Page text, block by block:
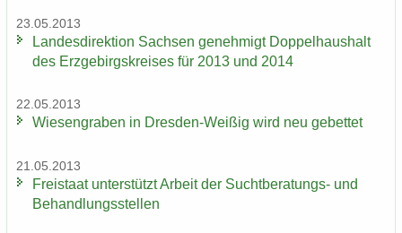
23.05.2013
Lan­des­di­rek­ti­on Sach­sen ge­neh­migt Dop­pel­haus­halt
des Erz­ge­birgs­krei­ses für 2013 und 2014
22.05.2013
Wie­sen­gra­ben in Dresden-​Weißig wird neu ge­bet­tet
21.05.2013
Frei­staat un­ter­stützt Ar­beit der Suchtberatungs-​ und
Be­hand­lungs­stel­len